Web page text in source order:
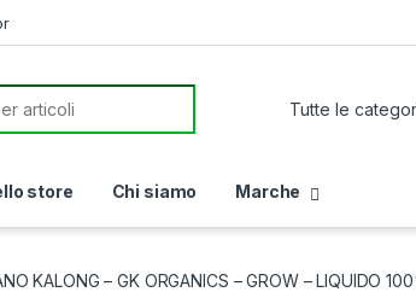
store Chi siamo Marche
KALONG – GK ORGANICS – GROW – LIQUIDO